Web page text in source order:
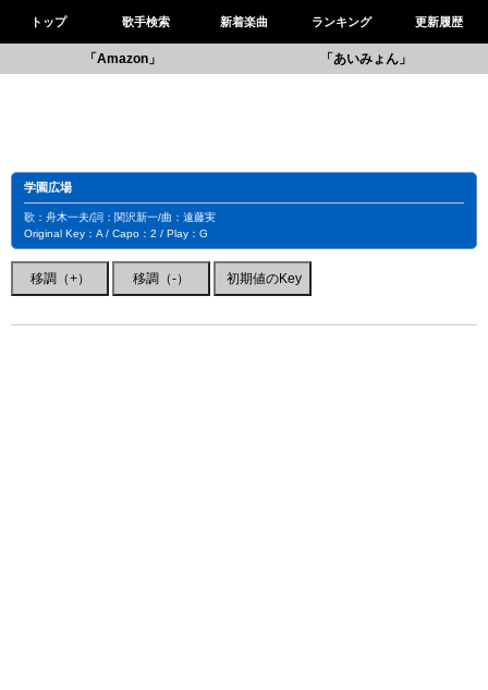
トップ 歌手検索 新着楽曲 ランキング 更新履歴
「Amazon」 「あいみょん」
学園広場
歌：舟木一夫/詞：関沢新一/曲：遠藤実
Original Key：A / Capo：2 / Play：G